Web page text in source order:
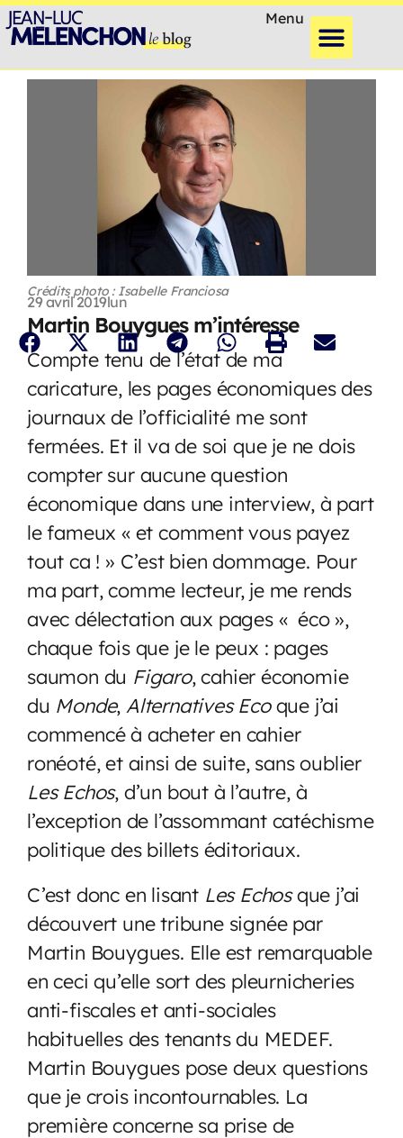
Menu
Crédits photo : Isabelle Franciosa
29 avril 2019lun
Martin Bouygues m’intéresse
Compte tenu de l’état de ma
caricature, les pages économiques des
journaux de l’officialité me sont
fermées. Et il va de soi que je ne dois
compter sur aucune question
économique dans une interview, à part
le fameux « et comment vous payez
tout ca ! » C’est bien dommage. Pour
ma part, comme lecteur, je me rends
avec délectation aux pages « éco »,
chaque fois que je le peux : pages
saumon du Figaro, cahier économie
du Monde, Alternatives Ecoque j’ai
commencé à acheter en cahier
ronéoté, et ainsi de suite, sans oublier
Les Echos, d’un bout à l’autre, à
l’exception de l’assommant catéchisme
politique des billets éditoriaux.
C’est donc en lisant Les Echosque j’ai
découvert une tribune signée par
Martin Bouygues. Elle est remarquable
en ceci qu’elle sort des pleurnicheries
anti-fiscales et anti-sociales
habituelles des tenants du MEDEF.
Martin Bouygues pose deux questions
que je crois incontournables. La
première concerne sa prise de